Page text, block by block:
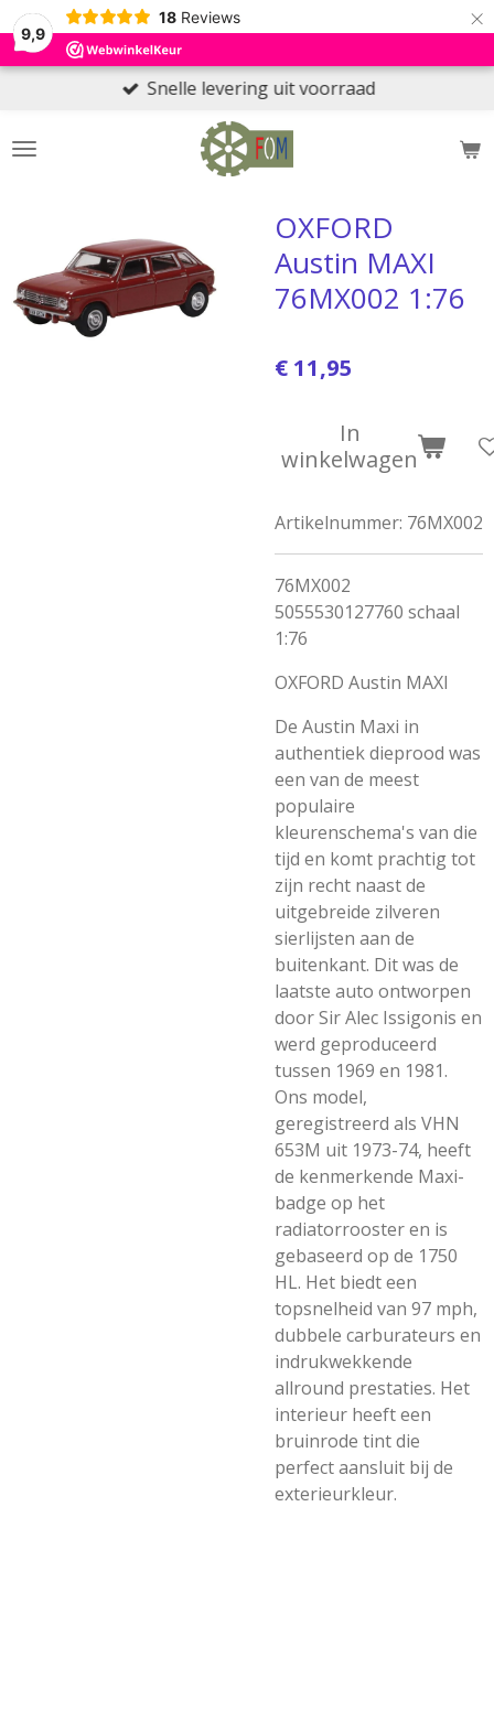
9,9
18 Reviews ×
Snelle levering uit voorraad
OXFORD
Austin MAXI
76MX002 1:76
€ 11,95
In
winkelwagen
Artikelnummer: 76MX002
76MX002
5055530127760 schaal
1:76
OXFORD Austin MAXI
De Austin Maxi in
authentiek dieprood was
een van de meest
populaire
kleurenschema's van die
tijd en komt prachtig tot
zijn recht naast de
uitgebreide zilveren
sierlijsten aan de
buitenkant. Dit was de
laatste auto ontworpen
door Sir Alec Issigonis en
werd geproduceerd
tussen 1969 en 1981.
Ons model,
geregistreerd als VHN
653M uit 1973-74, heeft
de kenmerkende Maxi-
badge op het
radiatorrooster en is
gebaseerd op de 1750
HL. Het biedt een
topsnelheid van 97 mph,
dubbele carburateurs en
indrukwekkende
allround prestaties. Het
interieur heeft een
bruinrode tint die
perfect aansluit bij de
exterieurkleur.